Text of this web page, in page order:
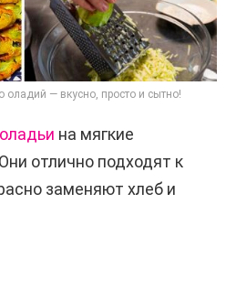
оладий — вкусно, просто и сытно!
оладьи на мягкие
отлично подходят к
заменяют хлеб и